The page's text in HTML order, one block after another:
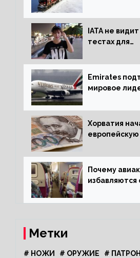
IATA не
тестах для
Emirates
мировое
Хорватия
Почему
избавляются
Метки
# НОЖИ # ОРУЖИЕ #